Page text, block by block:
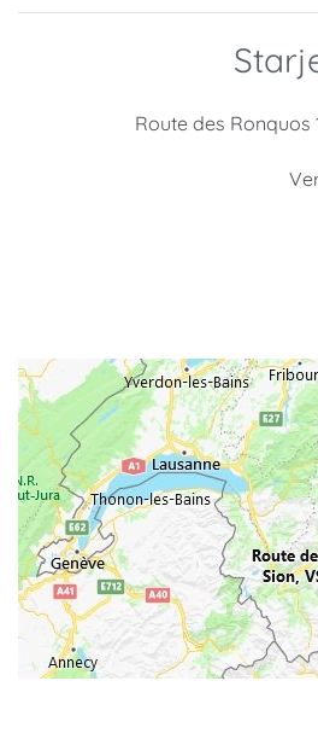
Route des Ronquos